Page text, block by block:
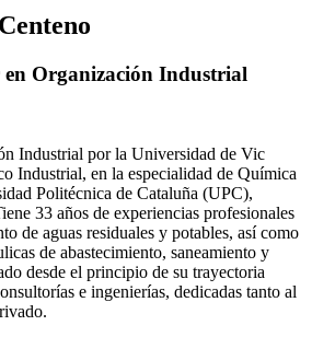
Organización Industrial
Industrial por la Universidad de Vic
Industrial, en la especialidad de Química
Politécnica de Cataluña (UPC),
33 años de experiencias profesionales
de aguas residuales y potables, así como
de abastecimiento, saneamiento y
desde el principio de su trayectoria
e ingenierías, dedicadas tanto al